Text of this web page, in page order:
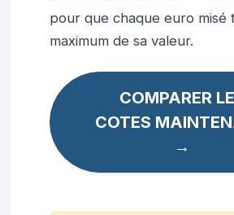
pour que chaque euro misé
maximum de sa valeur.
COMPARER
COTES
→